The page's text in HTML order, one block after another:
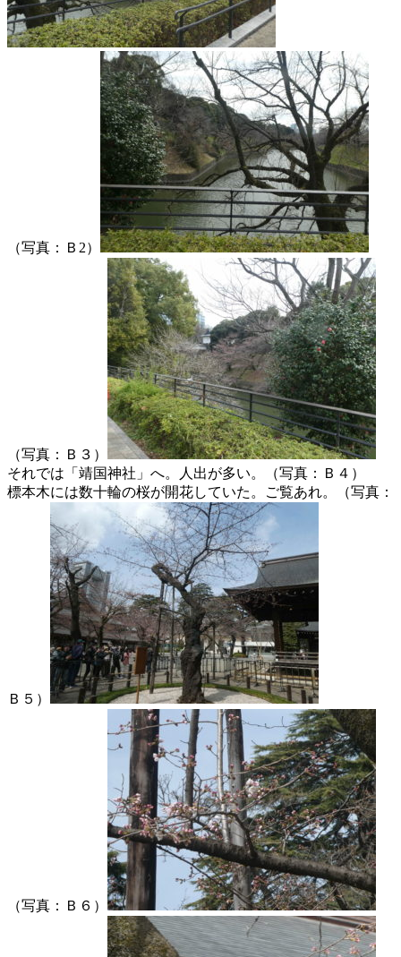
（写真：Ｂ2）
（写真：Ｂ３）
それでは「靖国神社」へ。人出が多い。（写真：Ｂ４）
標本木には数十輪の桜が開花していた。ご覧あれ。（写真：
Ｂ５）
（写真：Ｂ６）